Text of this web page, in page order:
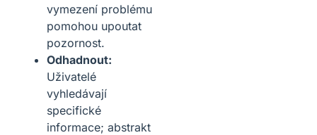
vymezení problému
pomohou upoutat
pozornost.
Odhadnout:
Uživatelé
vyhledávají
specifické
informace; abstrakt